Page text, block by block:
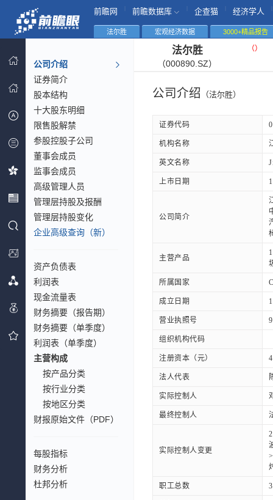
前瞻网 前瞻数据库 企查猫 经济学人
法尔胜 宏观经济数据 3000+精品报告
公司介绍
证券简介
股本结构
十大股东明细
限售股解禁
参股控股子公司
董事会成员
监事会成员
高级管理人员
管理层持股及报酬
管理层持股变化
企业高级查询（新）
资产负债表
利润表
现金流量表
财务摘要（报告期）
财务摘要（单季度）
利润表（单季度）
主营构成
按产品分类
按行业分类
按地区分类
财报原始文件（PDF）
每股指标
财务分析
杜邦分析
法尔胜
（000890.SZ）
（）
公司介绍 （法尔胜）
证券代码
机构名称
英文名称
上市日期
公司简介
主营产品
所属国家
成立日期
营业执照号
组织机构代码
注册资本（元）
法人代表
实际控制人
最终控制人
实际控制人变更
职工总数